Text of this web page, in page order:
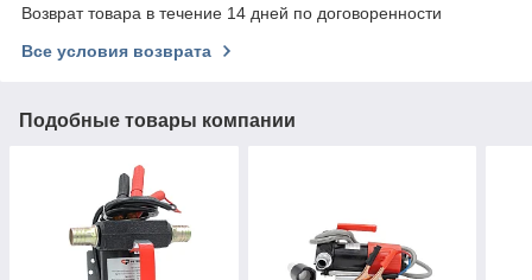
Возврат товара в течение 14 дней по договоренности
Все условия возврата
Подобные товары компании